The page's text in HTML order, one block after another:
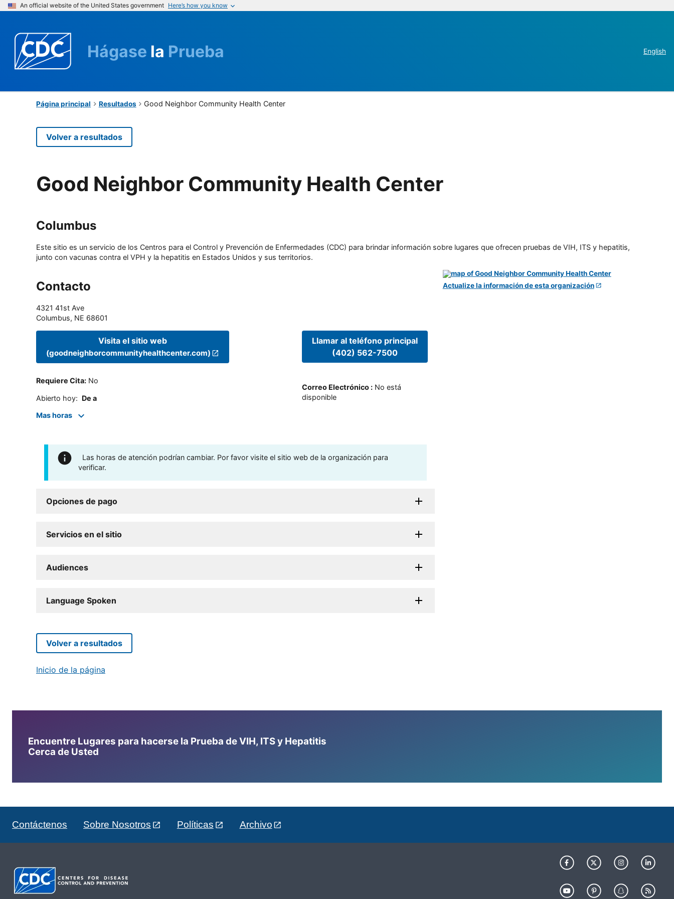
An official website of the United States government Here’s how you know
Hágase la Prueba English
Página principal Resultados Good Neighbor Community Health Center
Volver a resultados
Good Neighbor Community Health Center
Columbus
Este sitio es un servicio de los Centros para el Control y Prevención de Enfermedades (CDC) para brindar información sobre lugares que ofrecen pruebas de VIH, ITS y hepatitis,
junto con vacunas contra el VPH y la hepatitis en Estados Unidos y sus territorios.
Contacto
4321 41st Ave
Columbus, NE 68601
Visita el sitio web
(goodneighborcommunityhealthcenter.com)
Requiere Cita: No
Abierto hoy: De a
Mas horas
Llamar al teléfono principal
(402) 562-7500
Correo Electrónico: No está
disponible
Las horas de atención podrían cambiar. Por favor visite el sitio web de la organización para
verificar.
Opciones de pago
Servicios en el sitio
Audiences
Language Spoken
Actualize la información de esta organización
Volver a resultados
Inicio de la página
Encuentre Lugares para hacerse la Prueba de VIH, ITS y Hepatitis
Cerca de Usted
Contáctenos Sobre Nosotros Políticas Archivo